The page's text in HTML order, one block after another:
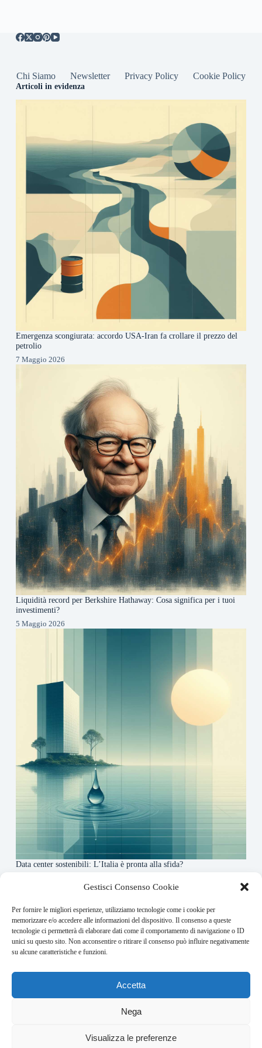
Gestisci Consenso Cookie
Per fornire le migliori esperienze, utilizziamo tecnologie come i cookie per
memorizzare e/o accedere alle informazioni del dispositivo. Il consenso a queste
tecnologie ci permetterà di elaborare dati come il comportamento di navigazione o ID
unici su questo sito. Non acconsentire o ritirare il consenso può influire negativamente
su alcune caratteristiche e funzioni.
Accetta
Nega
Visualizza le preferenze
Chi Siamo Newsletter Privacy Policy Cookie Policy
Articoli in evidenza
Emergenza scongiurata: accordo USA-Iran fa crollare il prezzo del
petrolio
7 Maggio 2026
Liquidità record per Berkshire Hathaway: Cosa significa per i tuoi
investimenti?
5 Maggio 2026
Data center sostenibili: L’Italia è pronta alla sfida?
About this website
Finance-Bullet.it ogni giorno trova per te le notizie più
rilevanti in ambito finanziario.
Address:
VIA USODIMARE 3 - 37138 - VERONA (VR)
redazione@bullet-network.com
bullet-network.com